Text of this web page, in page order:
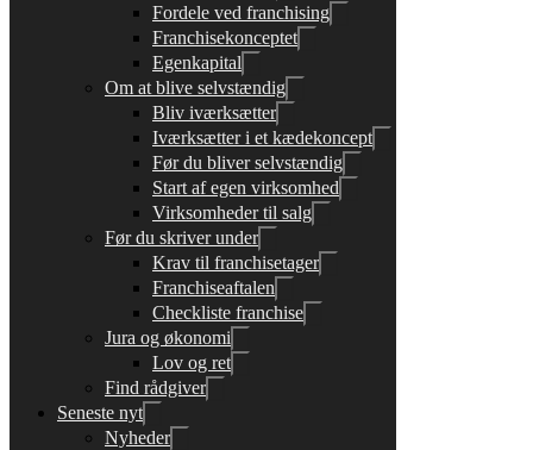
Fordele ved franchising
Franchisekonceptet
Egenkapital
Om at blive selvstændig
Bliv iværksætter
Iværksætter i et kædekoncept
Før du bliver selvstændig
Start af egen virksomhed
Virksomheder til salg
Før du skriver under
Krav til franchisetager
Franchiseaftalen
Checkliste franchise
Jura og økonomi
Lov og ret
Find rådgiver
Seneste nyt
Nyheder